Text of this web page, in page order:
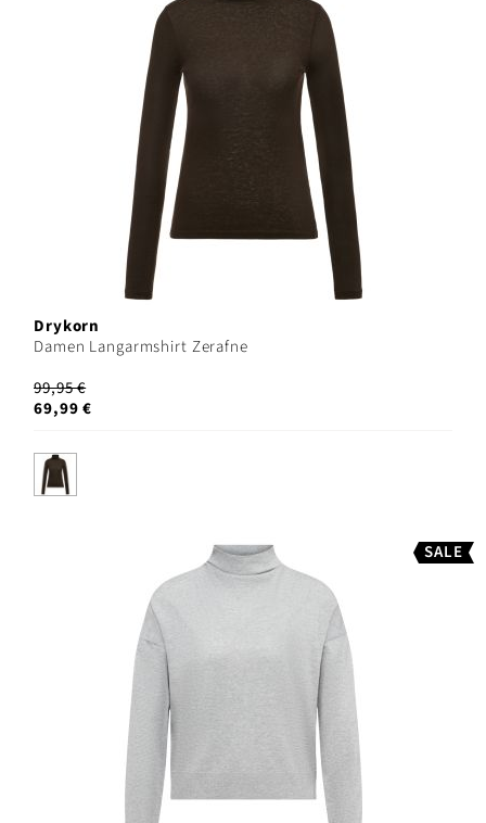
Drykorn
Damen Langarmshirt Zerafne
99,95 €
69,99 €
SALE